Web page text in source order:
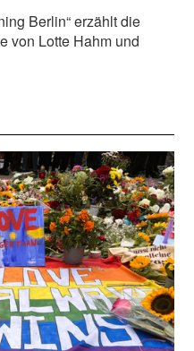
Berlin“ erzählt die
von Lotte Hahm und